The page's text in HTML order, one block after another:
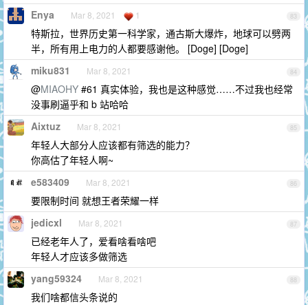
83
Enya Mar 8, 2021 1
特斯拉，世界历史第一科学家，通古斯大爆炸，地球可以劈两
半，所有用上电力的人都要感谢他。 [Doge] [Doge]
84
miku831 Mar 8, 2021
@MIAOHY #61 真实体验，我也是这种感觉……不过我也经常
没事刷逼乎和 b 站哈哈
85
Aixtuz Mar 8, 2021
年轻人大部分人应该都有筛选的能力？
你高估了年轻人啊~
86
e583409 Mar 8, 2021
要限制时间 就想王者荣耀一样
87
jedicxl Mar 8, 2021
已经老年人了，爱看啥看啥吧
年轻人才应该多做筛选
88
yang59324 Mar 8, 2021
我们啥都信头条说的